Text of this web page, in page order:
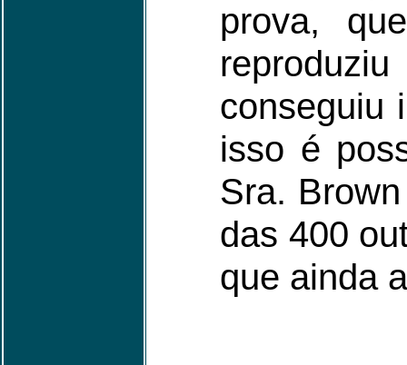
prova,
conseguiu
isso é
Sra.
das 400
que ainda